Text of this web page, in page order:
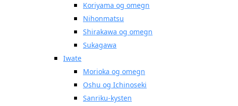
Koriyama og omegn
Nihonmatsu
Shirakawa og omegn
Sukagawa
Iwate
Morioka og omegn
Oshu og Ichinoseki
Sanriku-kysten